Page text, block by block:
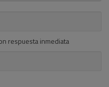
respuesta inmediata